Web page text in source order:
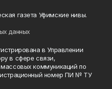
газета Уфимские нивы.
данных
в Управлении
в сфере связи,
коммуникаций по
номер ПИ № ТУ